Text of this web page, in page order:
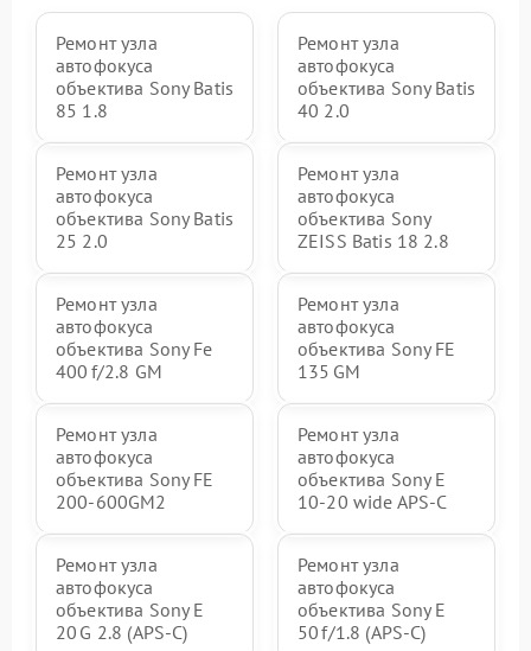
Ремонт узла
автофокуса
объектива Sony Batis
85 1.8
Ремонт узла
автофокуса
объектива Sony Batis
40 2.0
Ремонт узла
автофокуса
объектива Sony Batis
25 2.0
Ремонт узла
автофокуса
объектива Sony
ZEISS Batis 18 2.8
Ремонт узла
автофокуса
объектива Sony Fe
400 f/2.8 GM
Ремонт узла
автофокуса
объектива Sony FE
135 GM
Ремонт узла
автофокуса
объектива Sony FE
200‑600GM2
Ремонт узла
автофокуса
объектива Sony E
10‑20 wide APS‑C
Ремонт узла
автофокуса
объектива Sony E
20 G 2.8 (APS‑C)
Ремонт узла
автофокуса
объектива Sony E
50 f/1.8 (APS‑C)